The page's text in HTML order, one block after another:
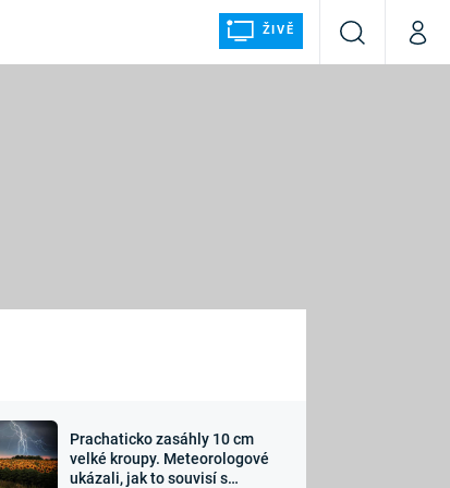
ŽIVĚ
VyhledáváníMůj
Sledujte nás
Prachaticko zasáhly 10 cm
velké kroupy. Meteorologové
ukázali, jak to souvisí s